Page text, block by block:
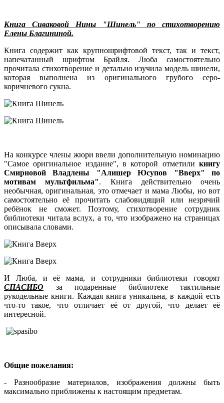
Книга Сиваковой Нины "Шинель" по стихотворению
Елены Благининой.
Книга содержит как крупношрифтовой текст, так и текст,
напечатанный шрифтом Брайля. Люба самостоятельно
прочитала стихотворение и детально изучила модель шинели,
которая выполнена из оригинального грубого серо-
коричневого сукна.
На конкурсе члены жюри ввели дополнительную номинацию
"Самое оригинальное издание", в которой отметили книгу
Смирновой Владлены "Алишер Юсупов "Вверх" по
мотивам мультфильма". Книга действительно очень
необычная, оригинальная, это отмечает и мама Любы, но вот
самостоятельно её прочитать слабовидящий или незрячий
ребёнок не сможет. Поэтому, стихотворение сотрудник
библиотеки читала вслух, а то, что изображено на страницах
описывала словами.
И Люба, и её мама, и сотрудники библиотеки говорят
СПАСИБО за подаренные библиотеке тактильные
рукодельные книги. Каждая книга уникальна, в каждой есть
что-то такое, что отличает её от другой, что делает её
интересной.
Общие пожелания:
- Разнообразие материалов, изображения должны быть
максимально приближены к настоящим предметам.